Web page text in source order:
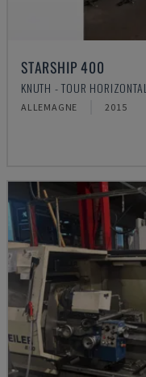
STARSHIP 400
KNUTH - TOUR HORIZONTAL
ALLEMAGNE 2015